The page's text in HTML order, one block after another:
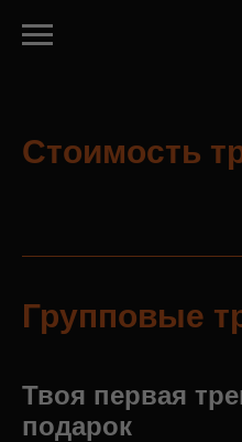
Стоимость
Групповые
Твоя первая
подарок